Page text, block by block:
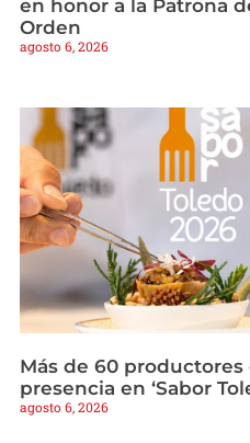
en honor a la Patrona
Orden
agosto 6, 2026
Más de 60
presencia en ‘Sabor
agosto 6, 2026